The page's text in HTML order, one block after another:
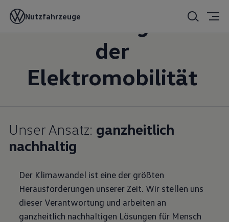
Nutzfahrzeuge
Nachhaltigkeit
der
Elektromobilität
Unser Ansatz: ganzheitlich
nachhaltig
Der Klimawandel ist eine der größten
Herausforderungen unserer Zeit. Wir stellen uns
dieser Verantwortung und arbeiten an
ganzheitlich nachhaltigen Lösungen für Mensch